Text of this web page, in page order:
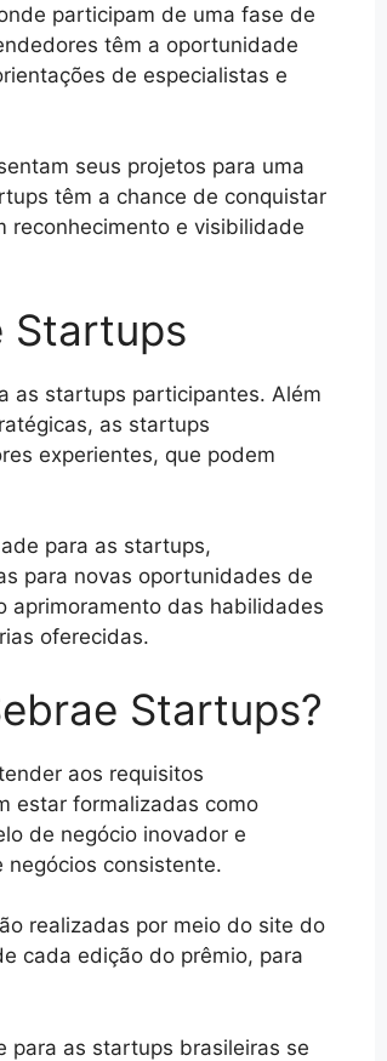
participam de uma fase de
têm a oportunidade
de especialistas e
seus projetos para uma
têm a chance de conquistar
reconhecimento e visibilidade
Startups
as startups participantes. Além
as startups
experientes, que podem
para as startups,
para novas oportunidades de
aprimoramento das habilidades
oferecidas.
Startups?
aos requisitos
estar formalizadas como
de negócio inovador e
negócios consistente.
realizadas por meio do site do
cada edição do prêmio, para
para as startups brasileiras se